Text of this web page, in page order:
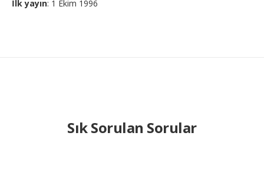
İlk yayın: 1 Ekim 1996
Sık Sorulan Sorular